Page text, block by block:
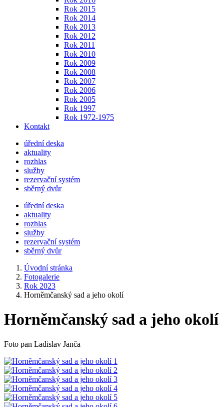
Rok 2015
Rok 2014
Rok 2013
Rok 2012
Rok 2011
Rok 2010
Rok 2009
Rok 2008
Rok 2007
Rok 2006
Rok 2005
Rok 1997
Rok 1972-1975
Kontakt
úřední deska
aktuality
rozhlas
služby
rezervační systém
sběrný dvůr
úřední deska
aktuality
rozhlas
služby
rezervační systém
sběrný dvůr
Úvodní stránka
Fotogalerie
Rok 2023
Horněmčanský sad a jeho okolí
Horněmčanský sad a jeho okolí
Foto pan Ladislav Janča